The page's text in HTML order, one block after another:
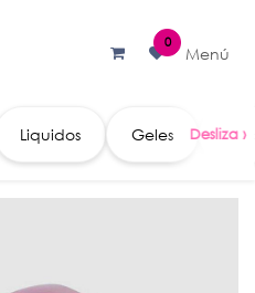
0
Menú
Liquidos Geles